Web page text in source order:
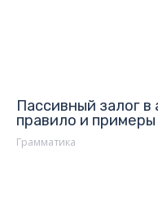
Пассивный залог в
правило и примеры
Грамматика